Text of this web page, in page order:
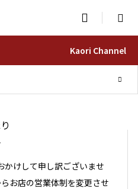

Kaori Channel
かけして申し訳ございませ
お店の営業体制を変更させ